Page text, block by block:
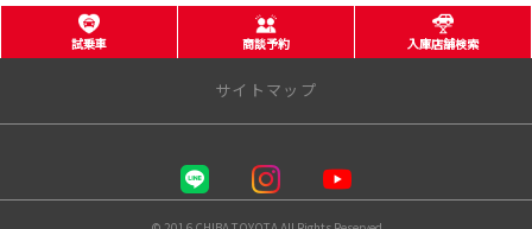
試乗車 商談予約 入庫店舗検索
サイトマップ
千葉トヨタ自動車 株式会社